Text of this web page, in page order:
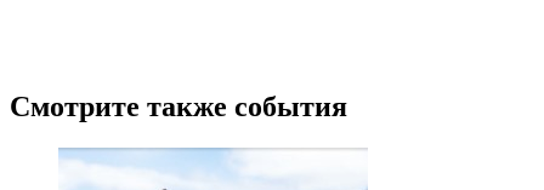
Смотрите также события